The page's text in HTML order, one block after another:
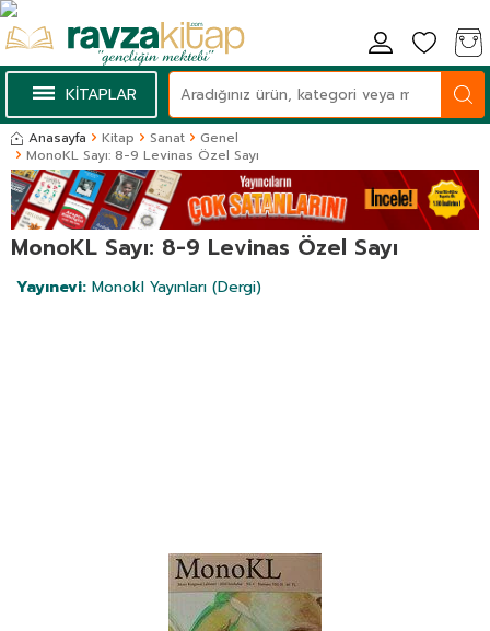
KİTAPLAR
Anasayfa Kitap Sanat
Genel
MonoKL Sayı: 8-9 Levinas Özel Sayı
MonoKL Sayı: 8-9 Levinas Özel Sayı
Yayınevi: Monokl Yayınları (Dergi)